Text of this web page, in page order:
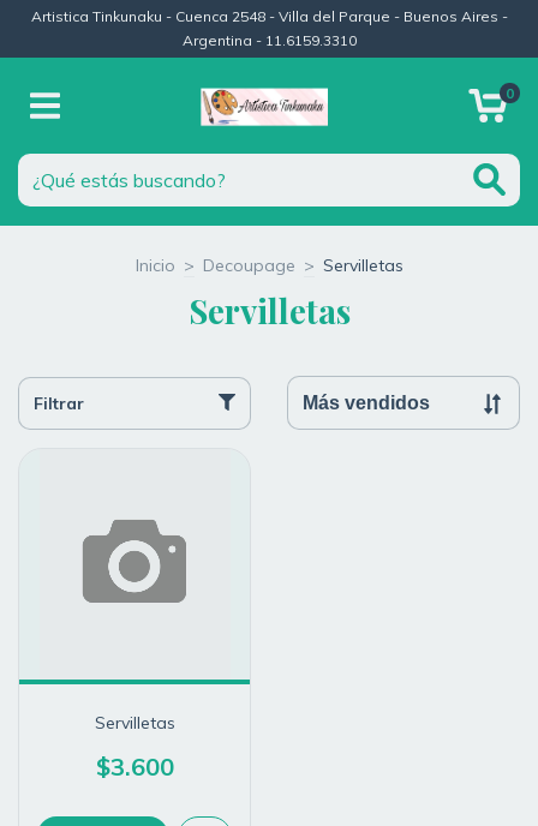
Artistica Tinkunaku - Cuenca 2548 - Villa del Parque - Buenos Aires -
Argentina - 11.6159.3310
0
Inicio > Decoupage > Servilletas
Servilletas
Filtrar
Servilletas
$3.600